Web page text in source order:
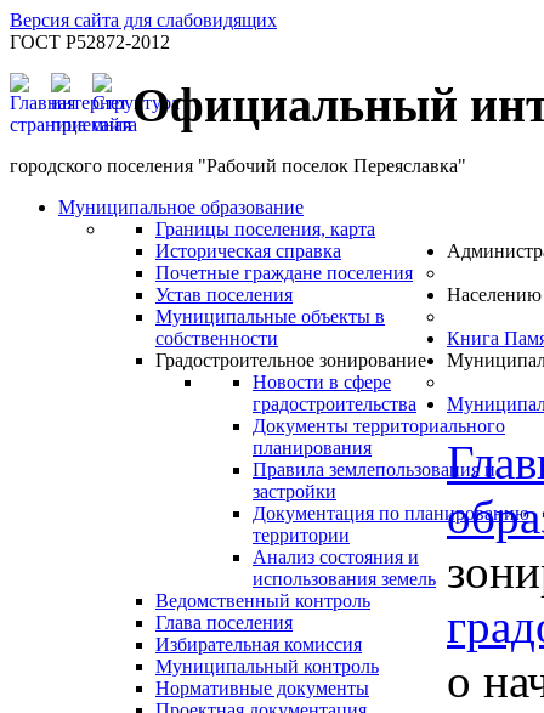
Версия сайта для слабовидящих
ГОСТ Р52872-2012
Официальный
городского поселения "Рабочий поселок Переяславка"
Муниципальное образование
Границы поселения, карта
Историческая справка
Почетные граждане поселения
Устав поселения
Муниципальные объекты в
собственности
Градостроительное зонирование
Новости в сфере
градостроительства
Документы территориального
планирования
Правила землепользования и
застройки
Документация по планированию
территории
Анализ состояния и
использования земель
Ведомственный контроль
Глава поселения
Избирательная комиссия
Муниципальный контроль
Нормативные документы
Населению
Книга
о